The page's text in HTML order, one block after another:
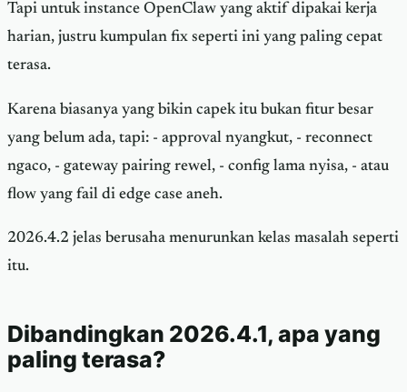
Tapi untuk instance OpenClaw yang aktif dipakai kerja
harian, justru kumpulan fix seperti ini yang paling cepat
terasa.
Karena biasanya yang bikin capek itu bukan fitur besar
yang belum ada, tapi: - approval nyangkut, - reconnect
ngaco, - gateway pairing rewel, - config lama nyisa, - atau
flow yang fail di edge case aneh.
2026.4.2 jelas berusaha menurunkan kelas masalah seperti
itu.
Dibandingkan 2026.4.1, apa yang
paling terasa?